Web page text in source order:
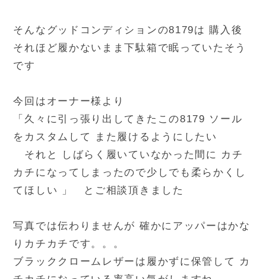
そんなグッドコンディションの8179は 購入後
それほど履かないまま下駄箱で眠っていたそう
です
今回はオーナー様より
「久々に引っ張り出してきたこの8179 ソール
をカスタムして また履けるようにしたい
それと しばらく履いていなかった間に カチ
カチになってしまったので少しでも柔らかくし
てほしい 」 とご相談頂きました
写真では伝わりませんが 確かにアッパーはかな
りカチカチです。。。
ブラッククロームレザーは履かずに保管して カ